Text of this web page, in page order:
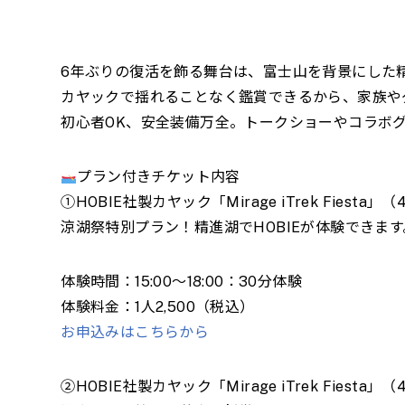
6年ぶりの復活を飾る舞台は、富士山を背景にした
カヤックで揺れることなく鑑賞できるから、家族
初心者OK、安全装備万全。トークショーやコラボ
プラン付きチケット内容
①HOBIE社製カヤック「Mirage iTrek Fiesta」（
涼湖祭特別プラン！精進湖でHOBIEが体験できま
体験時間：15:00～18:00：30分体験
体験料金：1人2,500（税込）
お申込みはこちらから
②HOBIE社製カヤック「Mirage iTrek Fiesta」（